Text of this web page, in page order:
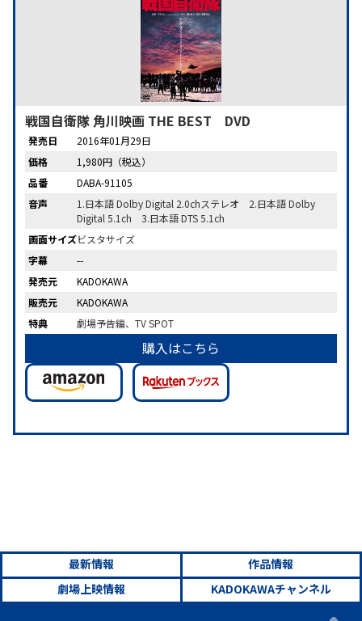
戦国自衛隊 角川映画 THE BEST DVD
発売日
2016年01月29日
価格
1,980円（税込）
品番
DABA-91105
音声
1.日本語 Dolby Digital 2.0chステレオ 2.日本語 Dolby
Digital 5.1ch 3.日本語 DTS 5.1ch
画面サイズビスタサイズ
字幕
--
発売元
KADOKAWA
販売元
KADOKAWA
特典
劇場予告編、TV SPOT
購入はこちら
最新情報
作品情報
劇場上映情報
KADOKAWAチャンネル